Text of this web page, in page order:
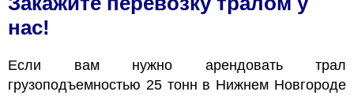
нас!
Если вам нужно арендовать трал
грузоподъемностью 25 тонн в Нижнем Новгороде